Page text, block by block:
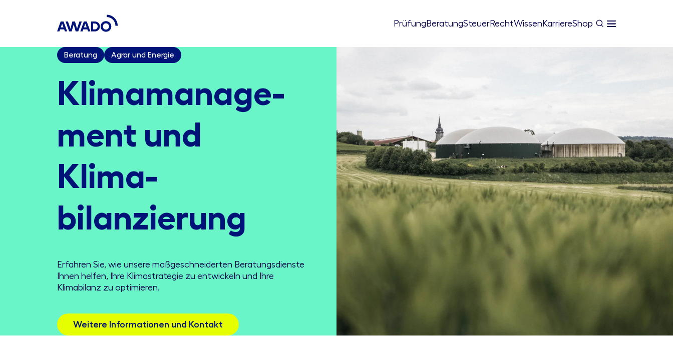
Prüfung BeratungSteuerRechtWissen KarriereShop
Beratung Agrar und Energie
Klima­manage­
ment und
Klima­
bilanzierung
Erfahren Sie, wie unsere maßgeschneiderten Beratungsdienste
Ihnen helfen, Ihre Klimastrategie zu entwickeln und Ihre
Klimabilanz zu optimieren.
Weitere Informationen und Kontakt